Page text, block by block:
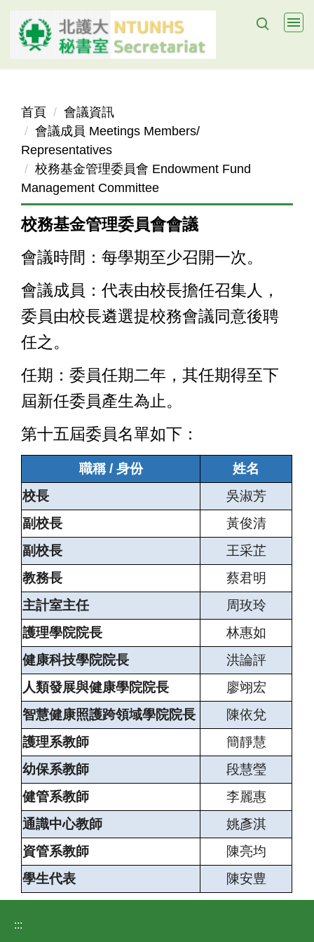
跳
到
要
首頁
會議資訊
會議成員 Meetings Members/
Representatives
校務基金管理委員會 Endowment Fund
Management Committee
校務基金管理委員會會議
會議時間：每學期至少召開一次。
會議成員：代表由校長擔任召集人，
委員由校長遴選提校務會議同意後聘
任之。
任期：委員任期二年，其任期得至下
屆新任委員產生為止。
第十五屆委員名單如下：
職稱 / 身份
姓名
校長
吳淑芳
副校長
黃俊清
副校長
王采芷
教務長
蔡君明
主計室主任
周玫玲
護理學院院長
林惠如
健康科技學院院長
洪論評
人類發展與健康學院院長
廖翊宏
智慧健康照護跨領域學院院長
陳依兌
護理系教師
簡靜慧
幼保系教師
段慧瑩
健管系教師
李麗惠
通識中心教師
姚彥淇
資管系教師
陳亮均
學生代表
陳安豊
:::